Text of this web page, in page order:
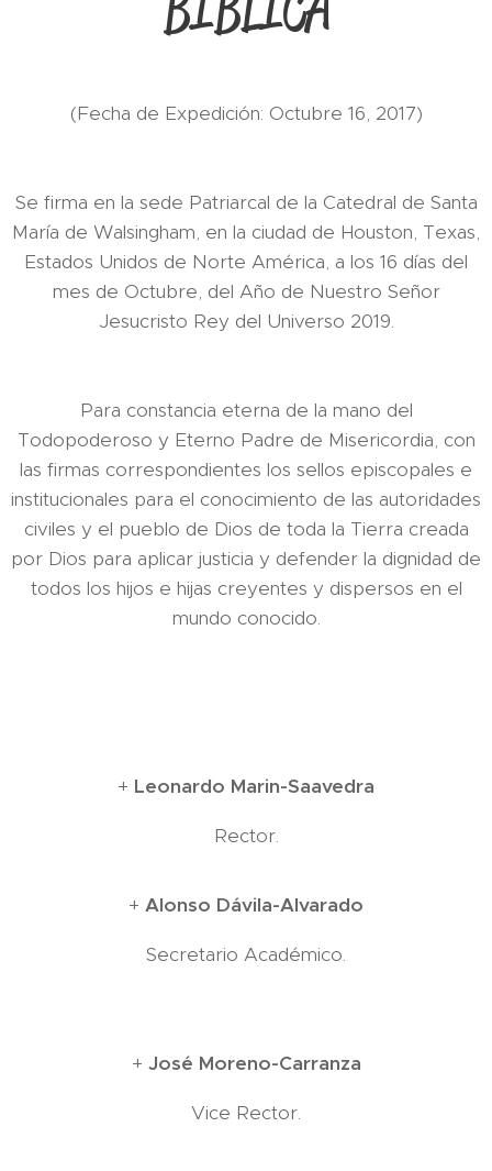
(Fecha de Expedición: Octubre 16, 2017)
Se firma en la sede Patriarcal de la Catedral de Santa
María de Walsingham, en la ciudad de Houston, Texas,
Estados Unidos de Norte América, a los 16 días del
mes de Octubre, del Año de Nuestro Señor
Jesucristo Rey del Universo 2019.
Para constancia eterna de la mano del
Todopoderoso y Eterno Padre de Misericordia, con
las firmas correspondientes los sellos episcopales e
institucionales para el conocimiento de las autoridades
civiles y el pueblo de Dios de toda la Tierra creada
por Dios para aplicar justicia y defender la dignidad de
todos los hijos e hijas creyentes y dispersos en el
mundo conocido.
+ Leonardo Marin-Saavedra
Rector.
+ Alonso Dávila-Alvarado
Secretario Académico.
+ José Moreno-Carranza
Vice Rector.